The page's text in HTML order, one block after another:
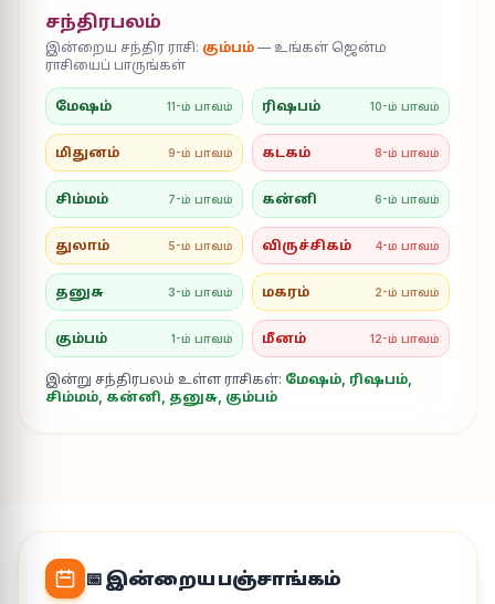
சந்திரபலம்
இன்றைய சந்திர ராசி: கும்பம் — உங்கள் ஜென்ம
ராசியைப் பாருங்கள்
மேஷம் 11-ம் பாவம் ரிஷபம் 10-ம் பாவம்
மிதுனம் 9-ம் பாவம் கடகம் 8-ம் பாவம்
சிம்மம் 7-ம் பாவம் கன்னி 6-ம் பாவம்
துலாம் 5-ம் பாவம் விருச்சிகம் 4-ம் பாவம்
தனுசு 3-ம் பாவம் மகரம் 2-ம் பாவம்
கும்பம் 1-ம் பாவம் மீனம் 12-ம் பாவம்
இன்று சந்திரபலம் உள்ள ராசிகள்: மேஷம், ரிஷபம்,
சிம்மம், கன்னி, தனுசு, கும்பம்
📅 இன்றைய பஞ்சாங்கம்